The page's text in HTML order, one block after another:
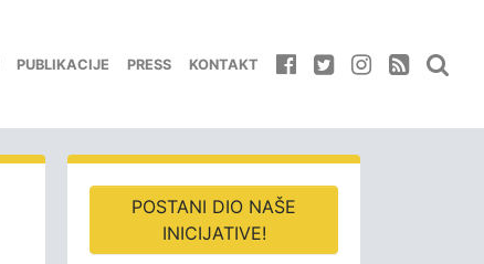
PUBLIKACIJE PRESS KONTAKT
POSTANI DIO NAŠE
INICIJATIVE!